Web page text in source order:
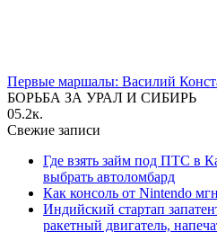
Первые маршалы: Василий
БОРЬБА ЗА УРАЛ И СИБИРЬ
05.2к.
Свежие записи
Где взять займ под ПТС в
выбрать автоломбард
Как консоль от Nintendo
Индийский стартап
ракетный двигатель,